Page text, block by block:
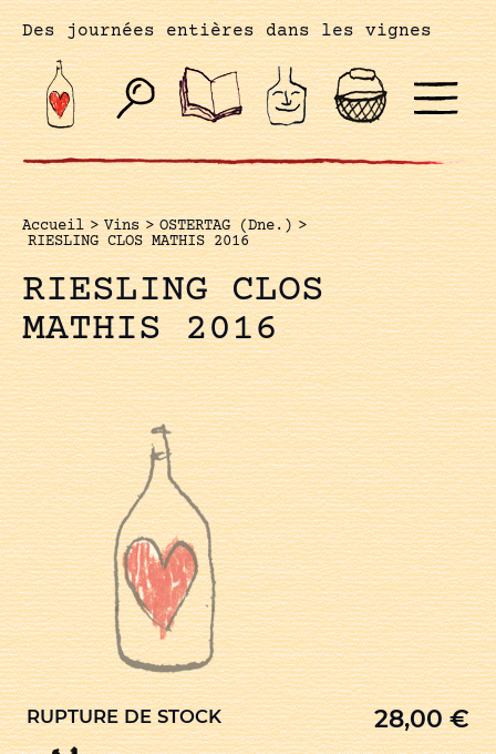
Des journées entières dans les vignes
Accueil > Vins > OSTERTAG (Dne.) >
RIESLING CLOS MATHIS 2016
RIESLING CLOS
MATHIS 2016
RUPTURE DE STOCK 28,00€